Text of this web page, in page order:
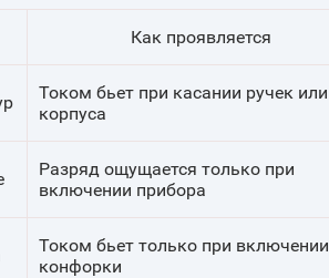
Как проявляется
Током бьет при касании ручек или
корпуса
Разряд ощущается только при
включении прибора
Током бьет только при включении
конфорки